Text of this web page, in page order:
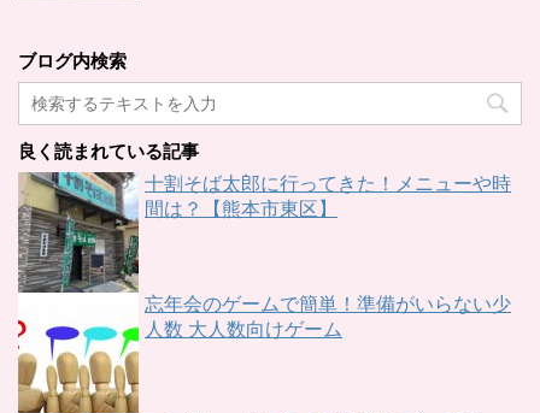
ブログ内検索
良く読まれている記事
十割そば太郎に行ってきた！メニューや時
間は？【熊本市東区】
忘年会のゲームで簡単！準備がいらない少
人数 大人数向けゲーム